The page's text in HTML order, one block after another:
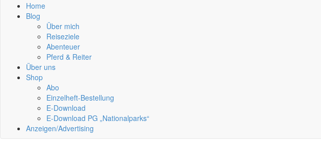
Home
Blog
Über mich
Reiseziele
Abenteuer
Pferd & Reiter
Über uns
Shop
Abo
Einzelheft-Bestellung
E-Download
E-Download PG „Nationalparks“
Anzeigen/Advertising